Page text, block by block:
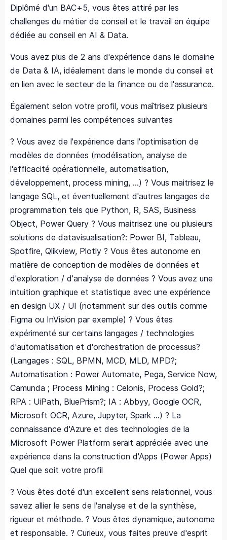
Diplômé d'un BAC+5, vous êtes attiré par les
challenges du métier de conseil et le travail en équipe
dédiée au conseil en AI & Data.
Vous avez plus de 2 ans d'expérience dans le domaine
de Data & IA, idéalement dans le monde du conseil et
en lien avec le secteur de la finance ou de l'assurance.
Également selon votre profil, vous maîtrisez plusieurs
domaines parmi les compétences suivantes
? Vous avez de l'expérience dans l'optimisation de
modèles de données (modélisation, analyse de
l'efficacité opérationnelle, automatisation,
développement, process mining, …) ? Vous maitrisez le
langage SQL, et éventuellement d'autres langages de
programmation tels que Python, R, SAS, Business
Object, Power Query ? Vous maitrisez une ou plusieurs
solutions de datavisualisation?: Power BI, Tableau,
Spotfire, Qlikview, Plotly ? Vous êtes autonome en
matière de conception de modèles de données et
d'exploration / d'analyse de données ? Vous avez une
intuition graphique et statistique avec une expérience
en design UX / UI (notamment sur des outils comme
Figma ou InVision par exemple) ? Vous êtes
expérimenté sur certains langages / technologies
d'automatisation et d'orchestration de processus?
(Langages : SQL, BPMN, MCD, MLD, MPD?;
Automatisation : Power Automate, Pega, Service Now,
Camunda ; Process Mining : Celonis, Process Gold?;
RPA : UiPath, BluePrism?; IA : Abbyy, Google OCR,
Microsoft OCR, Azure, Jupyter, Spark …) ? La
connaissance d'Azure et des technologies de la
Microsoft Power Platform serait appréciée avec une
expérience dans la construction d'Apps (Power Apps)
Quel que soit votre profil
? Vous êtes doté d'un excellent sens relationnel, vous
savez allier le sens de l'analyse et de la synthèse,
rigueur et méthode. ? Vous êtes dynamique, autonome
et responsable. ? Curieux, vous faites preuve d'esprit